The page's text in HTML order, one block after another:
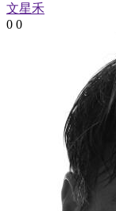
文星禾
0 0